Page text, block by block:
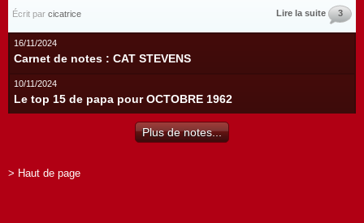
Écrit par cicatrice Lire la suite 3
16/11/2024
Carnet de notes : CAT STEVENS
10/11/2024
Le top 15 de papa pour OCTOBRE 1962
Plus de notes...
> Haut de page